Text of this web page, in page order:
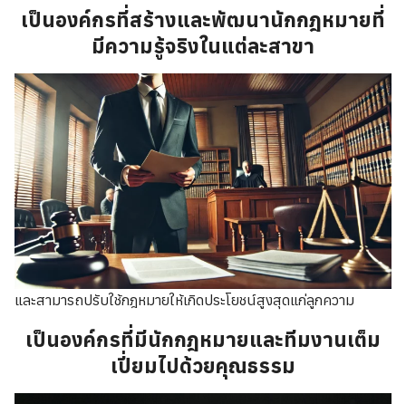
เป็นองค์กรที่สร้างและพัฒนานักกฎหมายที่
มีความรู้จริงในแต่ละสาขา
และสามารถปรับใช้กฎหมายให้เกิดประโยชน์สูงสุดแก่ลูกความ
เป็นองค์กรที่มีนักกฎหมายและทีมงานเต็ม
เปี่ยมไปด้วยคุณธรรม